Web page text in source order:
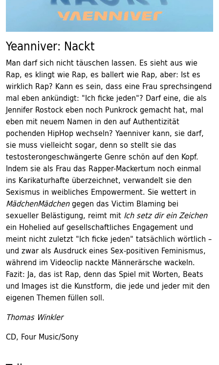
Yeanniver: Nackt
Man darf sich nicht täuschen lassen. Es sieht aus wie
Rap, es klingt wie Rap, es ballert wie Rap, aber: Ist es
wirklich Rap? Kann es sein, dass eine Frau sprechsingend
mal eben ankündigt: "Ich ficke jeden"? Darf eine, die als
Jennifer Rostock eben noch Punkrock gemacht hat, mal
eben mit neuem Namen in den auf Authentizität
pochenden HipHop wechseln? Yaenniver kann, sie darf,
sie muss vielleicht sogar, denn so stellt sie das
testosterongeschwängerte Genre schön auf den Kopf.
Indem sie als Frau das Rapper-Mackertum noch einmal
ins Karikaturhafte überzeichnet, verwandelt sie den
Sexismus in weibliches Empowerment. Sie wettert in
MädchenMädchengegen das Victim Blaming bei
sexueller Belästigung, reimt mit Ich setz dir ein Zeichen
ein Hohelied auf gesellschaftliches Engagement und
meint nicht zuletzt "Ich ficke jeden" tatsächlich wörtlich –
und zwar als Ausdruck eines Sex-positiven Feminismus,
während im Videoclip nackte Männerärsche wackeln.
Fazit: Ja, das ist Rap, denn das Spiel mit Worten, Beats
und Images ist die Kunstform, die jede und jeder mit den
eigenen Themen füllen soll.
Thomas Winkler
CD, Four Music/Sony